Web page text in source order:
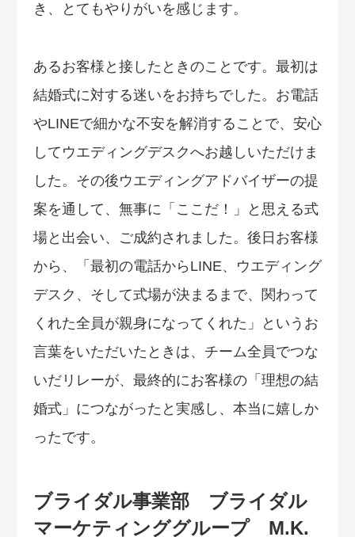
き、とてもやりがいを感じます。
あるお客様と接したときのことです。最初は
結婚式に対する迷いをお持ちでした。お電話
やLINEで細かな不安を解消することで、安心
してウエディングデスクへお越しいただけま
した。その後ウエディングアドバイザーの提
案を通して、無事に「ここだ！」と思える式
場と出会い、ご成約されました。後日お客様
から、「最初の電話からLINE、ウエディング
デスク、そして式場が決まるまで、関わって
くれた全員が親身になってくれた」というお
言葉をいただいたときは、チーム全員でつな
いだリレーが、最終的にお客様の「理想の結
婚式」につながったと実感し、本当に嬉しか
ったです。
ブライダル事業部 ブライダル
マーケティンググループ M.K.